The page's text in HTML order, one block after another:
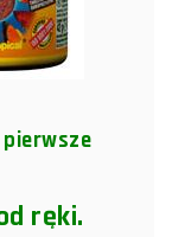
ręki.